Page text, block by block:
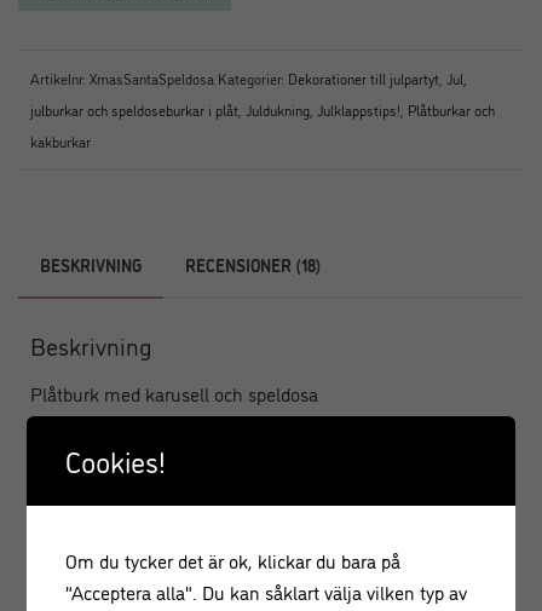
Artikelnr: XmasSantaSpeldosa Kategorier: Dekorationer till julpartyt Jul
julburkar och speldoseburkar i plåt Juldukning Julklappstips! Plåtburkar och
kakburkar
BESKRIVNING RECENSIONER (18)
Beskrivning
Plåtburk med karusell och speldosa
Kakburk eller förvaringsburk med ett vackert motiv av
Tomte. Rolig plåtburk till karameller, biscotti, kolor och
dylikt. Underbar på gottebordet och kul present. Fyll burken
Storlek:16×12 cm
Cookies!
Om du tycker det är ok, klickar du bara på
"Acceptera alla". Du kan såklart välja vilken typ av